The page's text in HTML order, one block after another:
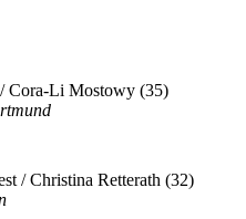
Cora-Li Mostowy (35)
/ Christina Retterath (32)